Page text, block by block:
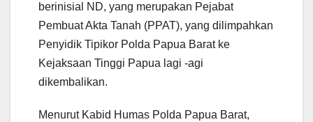
berinisial ND, yang merupakan Pejabat
Pembuat Akta Tanah (PPAT), yang dilimpahkan
Penyidik Tipikor Polda Papua Barat ke
Kejaksaan Tinggi Papua lagi -agi
dikembalikan.
Menurut Kabid Humas Polda Papua Barat,